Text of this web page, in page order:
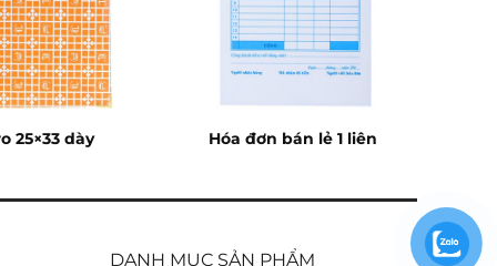
25×33 dày Hóa đơn bán lẻ 1 liên
DANH MỤC SẢN PHẨM